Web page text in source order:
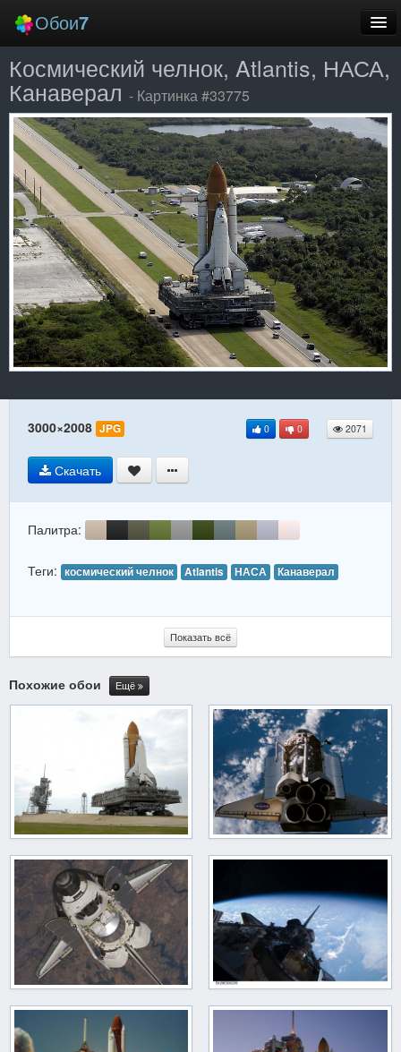
Обои7
Новые
Лучшие
Случайные
Заставки
Еще
Вход
Космический челнок, Atlantis, НАСА,
Канаверал - Картинка #33775
3000×2008 JPG 0 0 2071
Скачать
Палитра:
Теги: космический челнок Atlantis НАСА Канаверал
Показать всё
Похожие обои Ещё